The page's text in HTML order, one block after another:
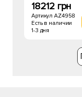
18212 грн
Артикул AZ4958
Есть в наличии
1-3 дня